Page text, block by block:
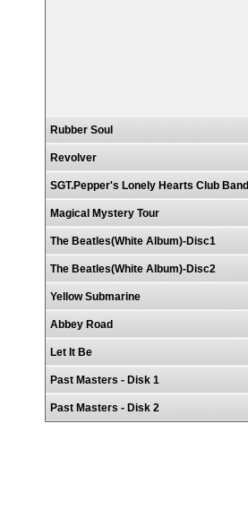
Rubber Soul
Revolver
SGT.Pepper's Lonely Hearts Club Band
Magical Mystery Tour
The Beatles(White Album)-Disc1
The Beatles(White Album)-Disc2
Yellow Submarine
Abbey Road
Let It Be
Past Masters - Disk 1
Past Masters - Disk 2